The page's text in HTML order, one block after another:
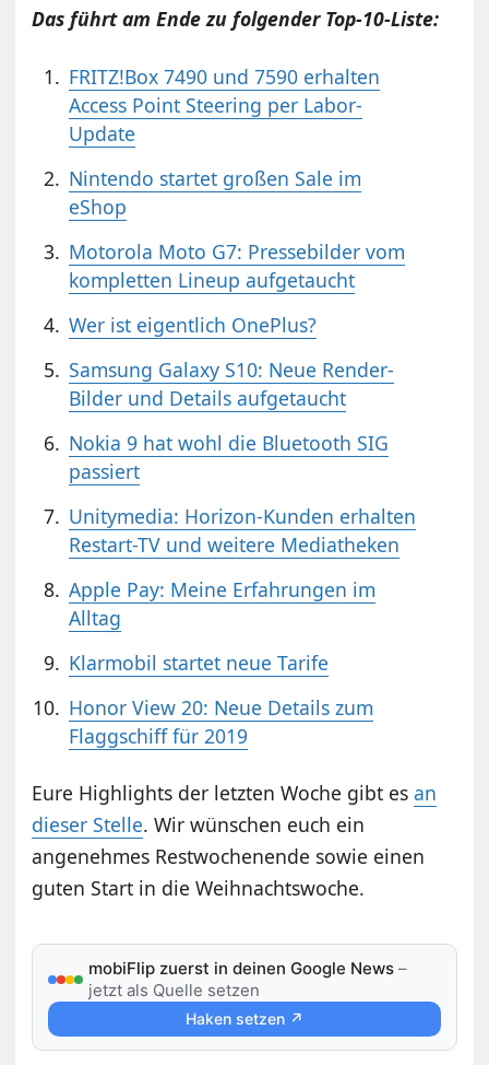
Das führt am Ende zu folgender Top-10-Liste:
FRITZ!Box 7490 und 7590 erhalten
Access Point Steering per Labor-
Update
Nintendo startet großen Sale im
eShop
Motorola Moto G7: Pressebilder vom
kompletten Lineup aufgetaucht
Wer ist eigentlich OnePlus?
Samsung Galaxy S10: Neue Render-
Bilder und Details aufgetaucht
Nokia 9 hat wohl die Bluetooth SIG
passiert
Unitymedia: Horizon-Kunden erhalten
Restart-TV und weitere Mediatheken
Apple Pay: Meine Erfahrungen im
Alltag
Klarmobil startet neue Tarife
Honor View 20: Neue Details zum
Flaggschiff für 2019
Eure Highlights der letzten Woche gibt esan
dieser Stelle. Wir wünschen euch ein
angenehmes Restwochenende sowie einen
guten Start in die Weihnachtswoche.
mobiFlip zuerst in deinen Google News –
jetzt als Quelle setzen
Haken setzen ↗